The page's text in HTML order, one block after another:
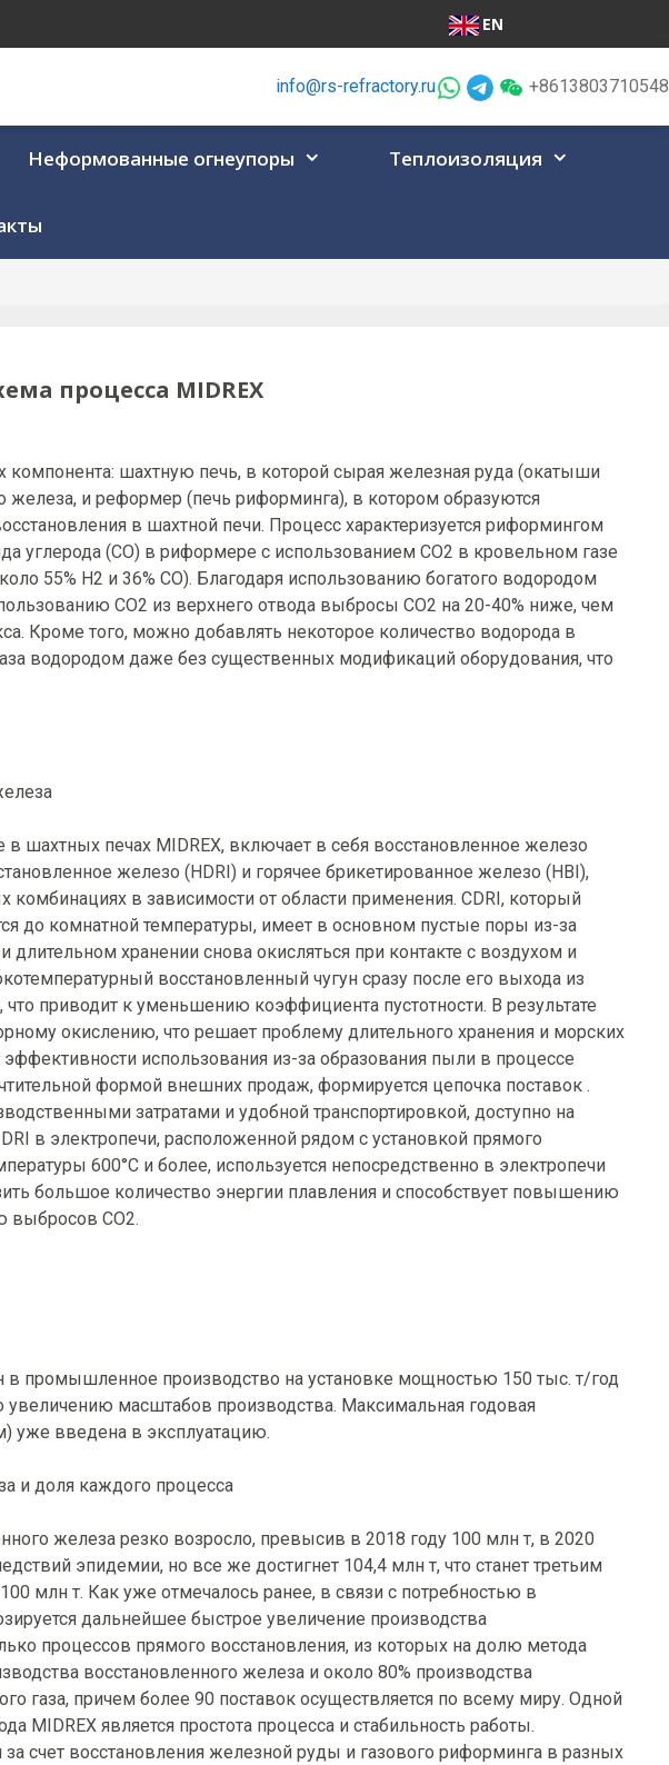
EN
info@rs-refractory.ru +8613803710548
Неформованные огнеупоры Теплоизоляция
процесса MIDREX
компонента: шахтную печь, в которой сырая железная руда (окатыши
железа, и реформер (печь риформинга), в котором образуются
в шахтной печи. Процесс характеризуется риформингом
углерода (CO) в риформере с использованием CO2 в кровельном газе
55% H2 и 36% CO). Благодаря использованию богатого водородом
CO2 из верхнего отвода выбросы CO2 на 20-40% ниже, чем
Кроме того, можно добавлять некоторое количество водорода в
водородом даже без существенных модификаций оборудования, что
шахтных печах MIDREX, включает в себя восстановленное железо
железо (HDRI) и горячее брикетированное железо (HBI),
в зависимости от области применения. CDRI, который
до комнатной температуры, имеет в основном пустые поры из-за
длительном хранении снова окисляться при контакте с воздухом и
восстановленный чугун сразу после его выхода из
приводит к уменьшению коэффициента пустотности. В результате
окислению, что решает проблему длительного хранения и морских
использования из-за образования пыли в процессе
формой внешних продаж, формируется цепочка поставок .
затратами и удобной транспортировкой, доступно на
в электропечи, расположенной рядом с установкой прямого
600°C и более, используется непосредственно в электропечи
большое количество энергии плавления и способствует повышению
выбросов CO2.
в промышленное производство на установке мощностью 150 тыс. т/год
увеличению масштабов производства. Максимальная годовая
уже введена в эксплуатацию.
и доля каждого процесса
железа резко возросло, превысив в 2018 году 100 млн т, в 2020
эпидемии, но все же достигнет 104,4 млн т, что станет третьим
млн т. Как уже отмечалось ранее, в связи с потребностью в
дальнейшее быстрое увеличение производства
процессов прямого восстановления, из которых на долю метода
восстановленного железа и около 80% производства
газа, причем более 90 поставок осуществляется по всему миру. Одной
MIDREX является простота процесса и стабильность работы.
счет восстановления железной руды и газового риформинга в разных